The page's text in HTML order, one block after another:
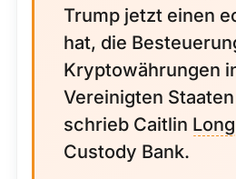
Trump jetzt einen
hat, die
Kryptowährungen
Vereinigten
schrieb Caitlin Long
Custody Bank.